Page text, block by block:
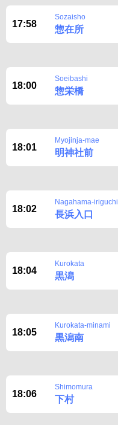
17:58
Sozaisho
惣在所
18:00
Soeibashi
惣栄橋
18:01
Myojinja-mae
明神社前
18:02
Nagahama-iriguchi
長浜入口
18:04
Kurokata
黒潟
18:05
Kurokata-minami
黒潟南
18:06
Shimomura
下村